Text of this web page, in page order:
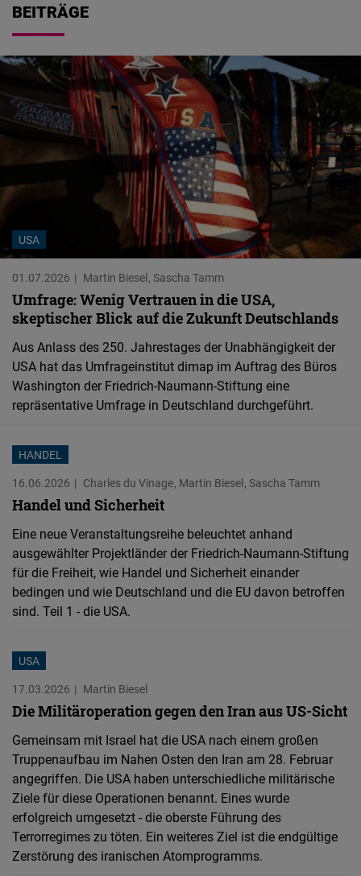
BEITRÄGE
USA
01.07.2026 Martin Biesel Sascha Tamm
Umfrage: Wenig Vertrauen in die USA,
skeptischer Blick auf die Zukunft Deutschlands
Aus Anlass des 250. Jahrestages der Unabhängigkeit der
USA hat das Umfrageinstitut dimap im Auftrag des Büros
Washington der Friedrich-Naumann-Stiftung eine
repräsentative Umfrage in Deutschland durchgeführt.
HANDEL
16.06.2026
Charles du Vinage Martin Biesel Sascha Tamm
Handel und Sicherheit
Eine neue Veranstaltungsreihe beleuchtet anhand
ausgewählter Projektländer der Friedrich-Naumann-Stiftung
für die Freiheit, wie Handel und Sicherheit einander
bedingen und wie Deutschland und die EU davon betroffen
sind. Teil 1 - die USA.
USA
17.03.2026
Martin Biesel
Die Militäroperation gegen den Iran aus US-Sicht
Gemeinsam mit Israel hat die USA nach einem großen
Truppenaufbau im Nahen Osten den Iran am 28. Februar
angegriffen. Die USA haben unterschiedliche militärische
Ziele für diese Operationen benannt. Eines wurde
erfolgreich umgesetzt - die oberste Führung des
Terrorregimes zu töten. Ein weiteres Ziel ist die endgültige
Zerstörung des iranischen Atomprogramms.
Embed
Newsletter2go
Embed
Podigee
Embed
D.Vinci
Typeform
Embed